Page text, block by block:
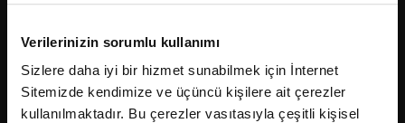
Verilerinizin sorumlu kullanımı
Sizlere daha iyi bir hizmet sunabilmek için İnternet
Sitemizde kendimize ve üçüncü kişilere ait çerezler
kullanılmaktadır. Bu çerezler vasıtasıyla çeşitli kişisel
2026Fikriyat. Tüm hakları saklıdır.